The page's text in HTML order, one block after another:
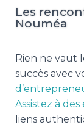
Les
Nouméa
Rien ne vaut
succès avec
Assistez à
liens